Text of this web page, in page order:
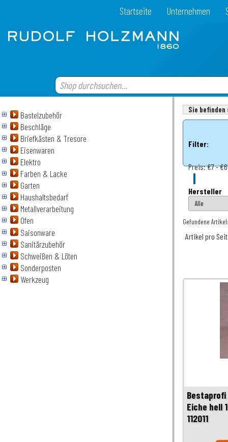
Startseite Unternehmen
Bastelzubehör
Beschläge
Briefkästen & Tresore
Eisenwaren
Elektro
Farben & Lacke
Garten
Haushaltsbedarf
Metallverarbeitung
Ofen
Saisonware
Sanitärzubehör
Schweißen & Löten
Sonderposten
Werkzeug
Sie
Filter:
Preis:€7 -
Hersteller
Gefundene
Artikel pro
Eiche hell
112011